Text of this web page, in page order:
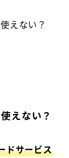
えない？
えない？
ドサービス